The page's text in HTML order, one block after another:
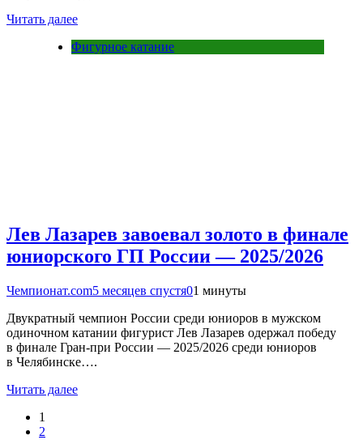
Читать далее
Фигурное катание
Лев Лазарев завоевал золото в финале
юниорского ГП России — 2025/2026
Чемпионат.com5 месяцев спустя01 минуты
Двукратный чемпион России среди юниоров в мужском
одиночном катании фигурист Лев Лазарев одержал победу
в финале Гран-при России — 2025/2026 среди юниоров
в Челябинске….
Читать далее
1
2